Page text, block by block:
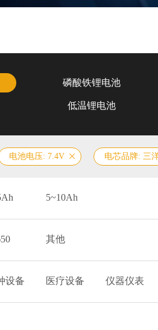
磷酸铁锂电池
低温锂电池
电池电压: 7.4V 电芯品牌: 三
5~10Ah
其他
设备 医疗设备 仪器仪表